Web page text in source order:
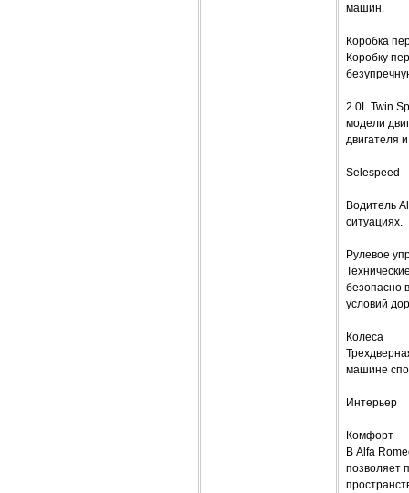
машин.
Коробка
Коробку
2.0L Twin
модели
двигателя
Selespeed
Водитель
ситуациях.
Рулевое
безопасно
условий
Колеса
машине
Интерьер
Комфорт
В Alfa
позволяет